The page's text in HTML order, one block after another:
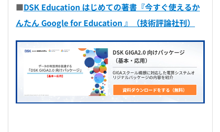
■DSK Education はじめての著書『今すぐ使えるか
んたん Google for Education 』（技術評論社刊）